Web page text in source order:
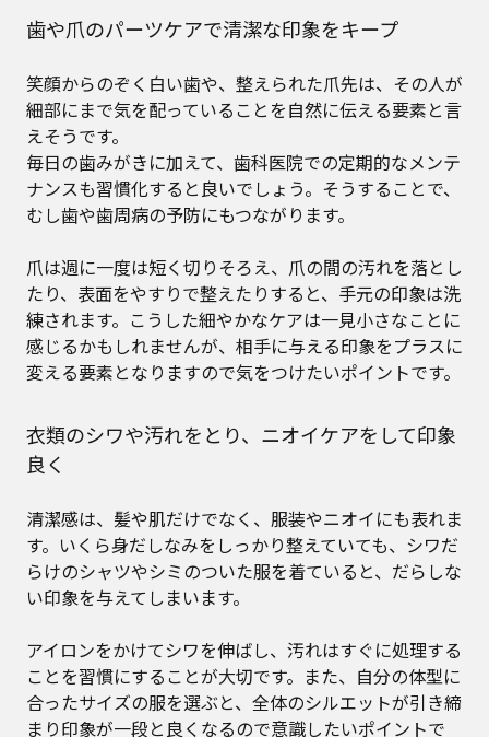
歯や爪のパーツケアで清潔な印象をキープ
笑顔からのぞく白い歯や、整えられた爪先は、その人が
細部にまで気を配っていることを自然に伝える要素と言
えそうです。
毎日の歯みがきに加えて、歯科医院での定期的なメンテ
ナンスも習慣化すると良いでしょう。そうすることで、
むし歯や歯周病の予防にもつながります。
爪は週に一度は短く切りそろえ、爪の間の汚れを落とし
たり、表面をやすりで整えたりすると、手元の印象は洗
練されます。こうした細やかなケアは一見小さなことに
感じるかもしれませんが、相手に与える印象をプラスに
変える要素となりますので気をつけたいポイントです。
衣類のシワや汚れをとり、ニオイケアをして印象
良く
清潔感は、髪や肌だけでなく、服装やニオイにも表れま
す。いくら身だしなみをしっかり整えていても、シワだ
らけのシャツやシミのついた服を着ていると、だらしな
い印象を与えてしまいます。
アイロンをかけてシワを伸ばし、汚れはすぐに処理する
ことを習慣にすることが大切です。また、自分の体型に
合ったサイズの服を選ぶと、全体のシルエットが引き締
まり印象が一段と良くなるので意識したいポイントで